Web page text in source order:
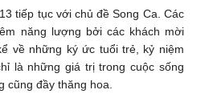
tiếp tục với chủ đề Song Ca. Các
năng lượng bởi các khách mời
về những ký ức tuổi trẻ, kỷ niệm
là những giá trị trong cuộc sống
cũng đầy thăng hoa.